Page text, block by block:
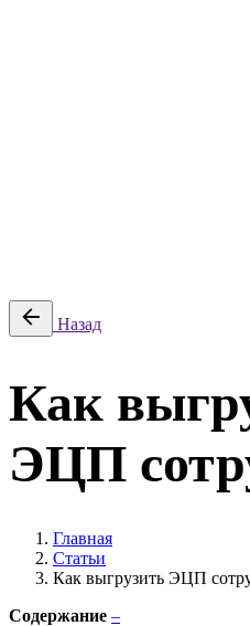
Назад
Как
ЭЦП
Главная
Статьи
Как выгрузить ЭЦП
Содержание –